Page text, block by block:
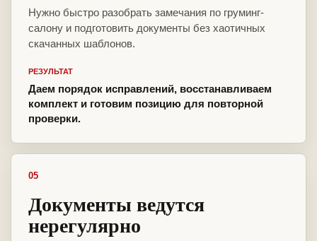
Нужно быстро разобрать замечания по груминг-
салону и подготовить документы без хаотичных
скачанных шаблонов.
РЕЗУЛЬТАТ
Даем порядок исправлений, восстанавливаем
комплект и готовим позицию для повторной
проверки.
05
Документы ведутся
нерегулярно